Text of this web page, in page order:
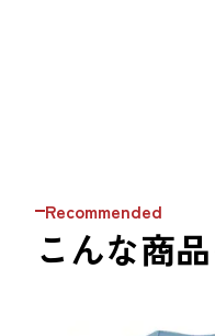
Recommended
こんな商